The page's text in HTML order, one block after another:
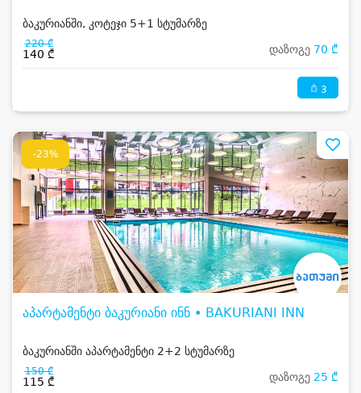
ბაკურიანში, კოტეჯი 5+1 სტუმარზე
220 ₾
140 ₾ დაზოგე 70 ₾
3
-23%
აპარტამენტი ბაკურიანი ინნ • BAKURIANI INN
ბაკურიანში აპარტამენტი 2+2 სტუმარზე
150 ₾
115 ₾ დაზოგე 25 ₾